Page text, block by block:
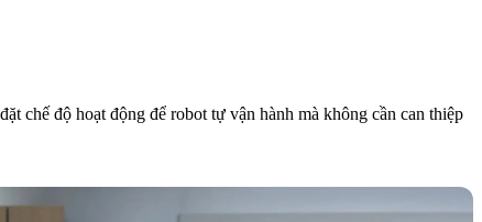
chế độ hoạt động để robot tự vận hành mà không cần can thiệp